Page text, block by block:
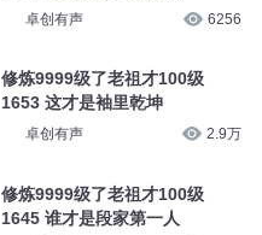
卓创有声 6256
修炼9999级了老祖才100级
1653 这才是袖里乾坤
卓创有声 2.9万
修炼9999级了老祖才100级
1645 谁才是段家第一人